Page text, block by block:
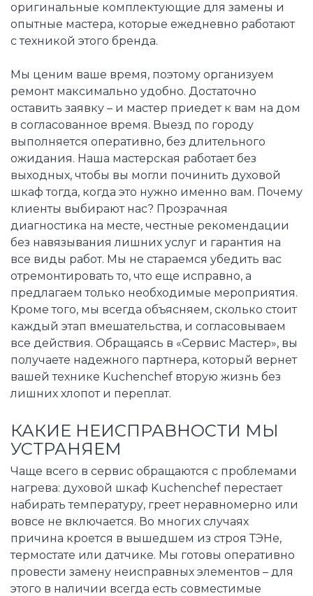
оригинальные комплектующие для замены и
опытные мастера, которые ежедневно работают
с техникой этого бренда.
Мы ценим ваше время, поэтому организуем
ремонт максимально удобно. Достаточно
оставить заявку – и мастер приедет к вам на дом
в согласованное время. Выезд по городу
выполняется оперативно, без длительного
ожидания. Наша мастерская работает без
выходных, чтобы вы могли починить духовой
шкаф тогда, когда это нужно именно вам. Почему
клиенты выбирают нас? Прозрачная
диагностика на месте, честные рекомендации
без навязывания лишних услуг и гарантия на
все виды работ. Мы не стараемся убедить вас
отремонтировать то, что еще исправно, а
предлагаем только необходимые мероприятия.
Кроме того, мы всегда объясняем, сколько стоит
каждый этап вмешательства, и согласовываем
все действия. Обращаясь в «Сервис Мастер», вы
получаете надежного партнера, который вернет
вашей технике Kuchenchef вторую жизнь без
лишних хлопот и переплат.
КАКИЕ НЕИСПРАВНОСТИ МЫ
УСТРАНЯЕМ
Чаще всего в сервис обращаются с проблемами
нагрева: духовой шкаф Kuchenchef перестает
набирать температуру, греет неравномерно или
вовсе не включается. Во многих случаях
причина кроется в вышедшем из строя ТЭНе,
термостате или датчике. Мы готовы оперативно
провести замену неисправных элементов – для
этого в наличии всегда есть совместимые